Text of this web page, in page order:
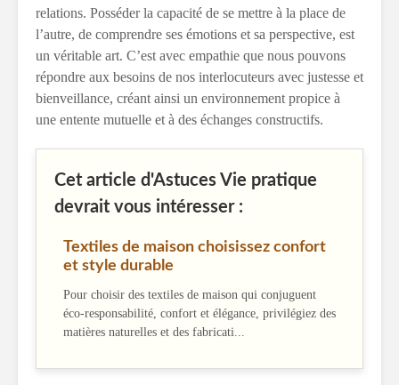
relations. Posséder la capacité de se mettre à la place de
l’autre, de comprendre ses émotions et sa perspective, est
un véritable art. C’est avec empathie que nous pouvons
répondre aux besoins de nos interlocuteurs avec justesse et
bienveillance, créant ainsi un environnement propice à
une entente mutuelle et à des échanges constructifs.
Cet article d'Astuces Vie pratique
devrait vous intéresser :
Textiles de maison choisissez confort
et style durable
Pour choisir des textiles de maison qui conjuguent
éco-responsabilité, confort et élégance, privilégiez des
matières naturelles et des fabricati...